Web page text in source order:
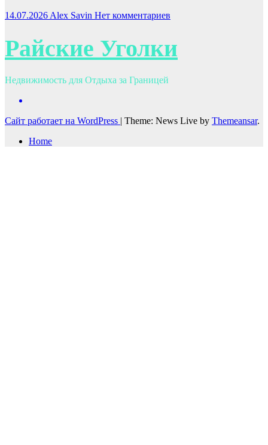
14.07.2026 Alex Savin Нет комментариев
Райские Уголки
Недвижимость для Отдыха за Границей
Сайт работает на WordPress | Theme: News Live by Themeansar.
Home